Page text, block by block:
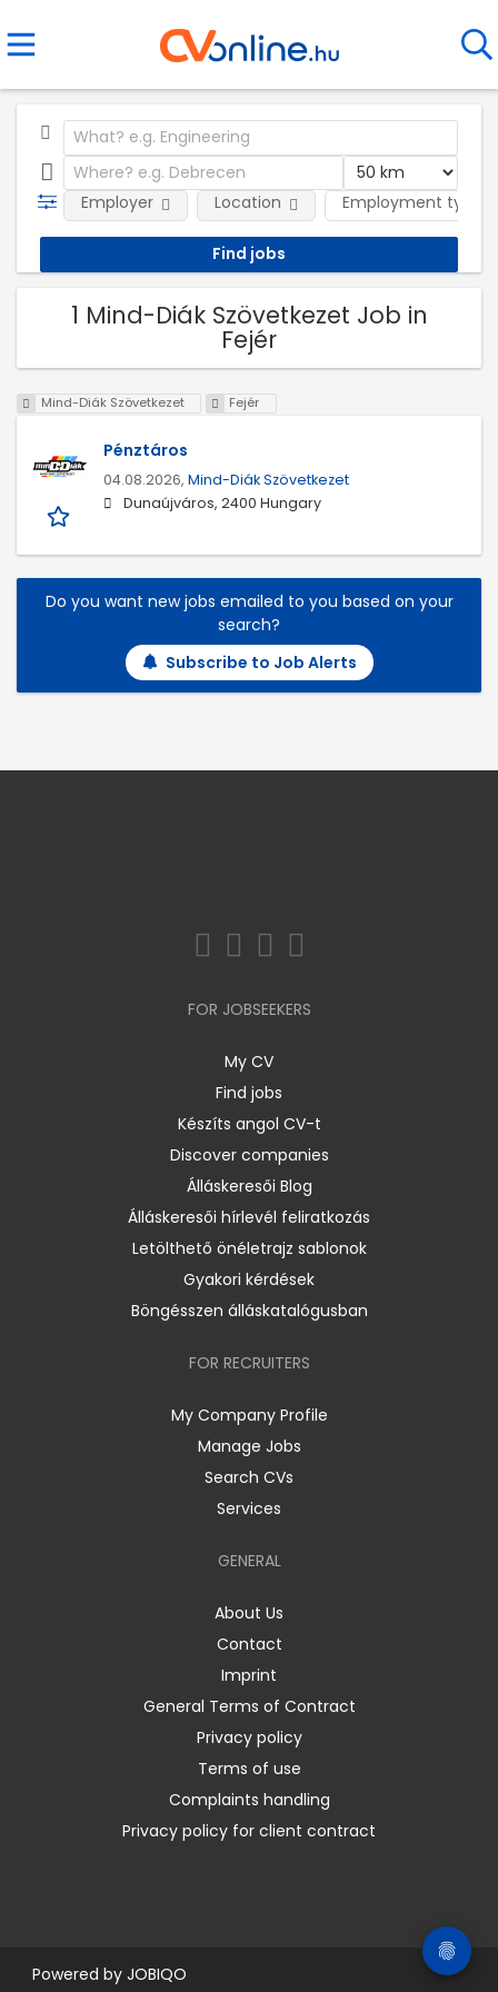
Employment type
Employer Location
1 Mind-Diák Szövetkezet Job in
Fejér
Mind-Diák Szövetkezet Fejér
Pénztáros
04.08.2026, Mind-Diák Szövetkezet
Dunaújváros, 2400 Hungary
Do you want new jobs emailed to you based on your
search?
Subscribe to Job Alerts
FOR JOBSEEKERS
My CV
Find jobs
Készíts angol CV-t
Discover companies
Álláskeresői Blog
Álláskeresői hírlevél feliratkozás
Letölthető önéletrajz sablonok
Gyakori kérdések
Böngésszen álláskatalógusban
FOR RECRUITERS
My Company Profile
Manage Jobs
Search CVs
Services
GENERAL
About Us
Contact
Imprint
General Terms of Contract
Privacy policy
Terms of use
Complaints handling
Privacy policy for client contract
Powered by JOBIQO